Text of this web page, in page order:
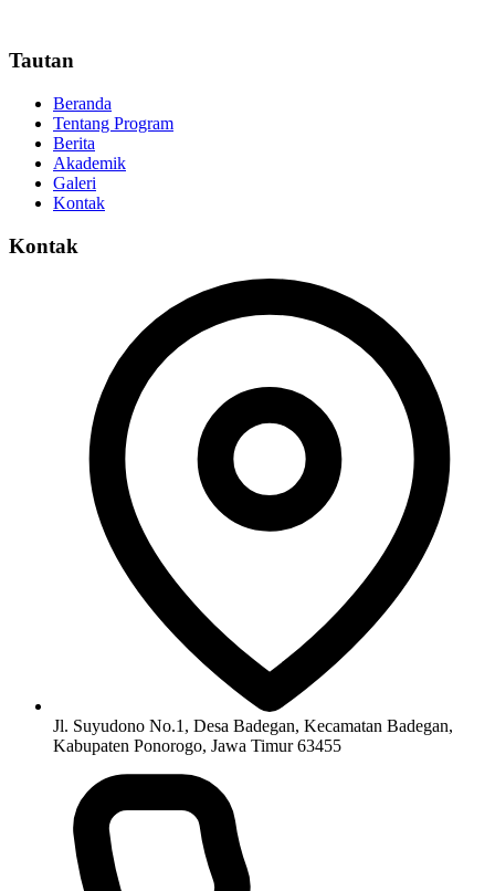
Tautan
Beranda
Tentang Program
Berita
Akademik
Galeri
Kontak
Kontak
Jl. Suyudono No.1, Desa Badegan, Kecamatan Badegan,
Kabupaten Ponorogo, Jawa Timur 63455